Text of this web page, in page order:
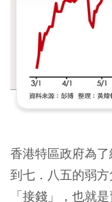
香港特區政府為
到七．八五的弱
「接錢」，也就